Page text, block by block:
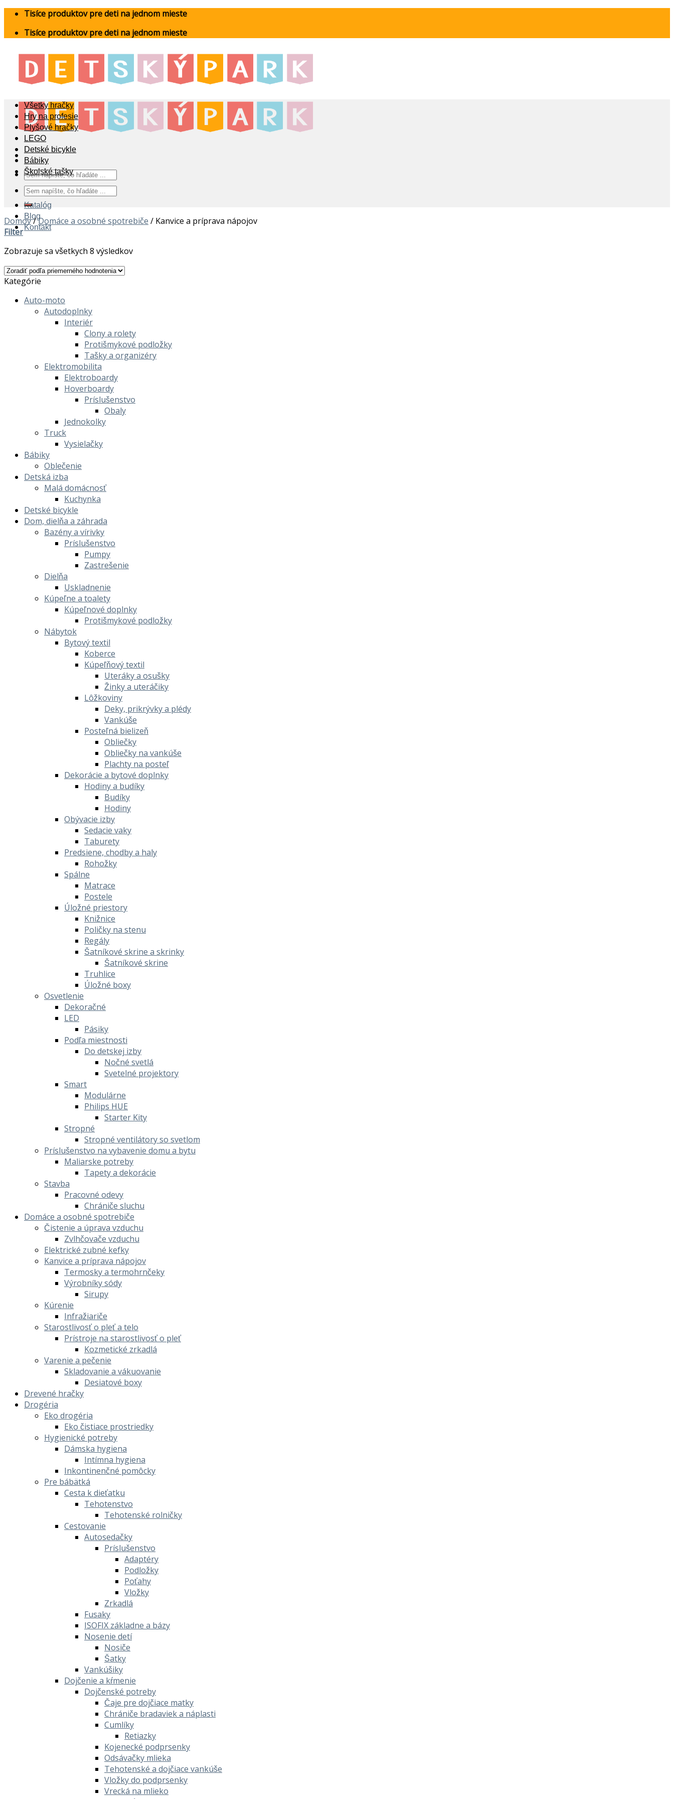
Skip
content
Tisíce produktov pre deti na jednom mieste
Tisíce produktov pre deti na jednom mieste
Hľadať:
Katalóg
Blog
Kontakt
Všetky hračky
Hry na profesie
Plyšové hračky
LEGO
Detské bicykle
Bábiky
Školské tašky
Hľadať:
Domov/Domáce a osobné spotrebiče / Kanvice a príprava nápojov
Filter
Zobrazuje sa všetkych 8 výsledkov
Kategórie
Auto-moto
Autodoplnky
Interiér
Clony a rolety
Protišmykové podložky
Tašky a organizéry
Elektromobilita
Elektroboardy
Hoverboardy
Príslušenstvo
Obaly
Jednokolky
Truck
Vysielačky
Bábiky
Oblečenie
Detská izba
Malá domácnosť
Kuchynka
Detské bicykle
Dom, dielňa a záhrada
Bazény a vírivky
Príslušenstvo
Pumpy
Zastrešenie
Dielňa
Uskladnenie
Kúpeľne a toalety
Kúpeľnové doplnky
Protišmykové podložky
Nábytok
Bytový textil
Koberce
Kúpeľňový textil
Uteráky a osušky
Žinky a uteráčiky
Lôžkoviny
Deky, prikrývky a plédy
Vankúše
Posteľná bielizeň
Obliečky
Obliečky na vankúše
Plachty na posteľ
Dekorácie a bytové doplnky
Hodiny a budíky
Budíky
Hodiny
Obývacie izby
Sedacie vaky
Taburety
Predsiene, chodby a haly
Rohožky
Spálne
Matrace
Postele
Úložné priestory
Knižnice
Poličky na stenu
Regály
Šatníkové skrine a skrinky
Šatníkové skrine
Truhlice
Úložné boxy
Osvetlenie
Dekoračné
LED
Pásiky
Podľa miestnosti
Do detskej izby
Nočné svetlá
Svetelné projektory
Smart
Modulárne
Philips HUE
Starter Kity
Stropné
Stropné ventilátory so svetlom
Príslušenstvo na vybavenie domu a bytu
Maliarske potreby
Tapety a dekorácie
Stavba
Pracovné odevy
Chrániče sluchu
Domáce a osobné spotrebiče
Čistenie a úprava vzduchu
Zvlhčovače vzduchu
Elektrické zubné kefky
Kanvice a príprava nápojov
Termosky a termohrnčeky
Výrobníky sódy
Sirupy
Kúrenie
Infražiariče
Starostlivosť o pleť a telo
Prístroje na starostlivosť o pleť
Kozmetické zrkadlá
Varenie a pečenie
Skladovanie a vákuovanie
Desiatové boxy
Drevené hračky
Drogéria
Eko drogéria
Eko čistiace prostriedky
Hygienické potreby
Dámska hygiena
Intímna hygiena
Inkontinenčné pomôcky
Pre bábätká
Cesta k dieťatku
Tehotenstvo
Tehotenské rolničky
Cestovanie
Autosedačky
Príslušenstvo
Adaptéry
Podložky
Poťahy
Vložky
Zrkadlá
Fusaky
ISOFIX základne a bázy
Nosenie detí
Nosiče
Šatky
Vankúšiky
Dojčenie a kŕmenie
Dojčenské potreby
Čaje pre dojčiace matky
Chrániče bradaviek a náplasti
Cumlíky
Retiazky
Kojenecké podprsenky
Odsávačky mlieka
Tehotenské a dojčiace vankúše
Vložky do podprsenky
Vrecká na mlieko